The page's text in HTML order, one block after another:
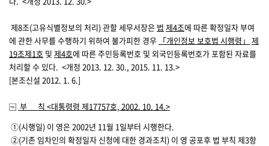
제8조(고유식별정보의 처리)관할 세무서장은 법 제4조에 따른 확정일자 부여
에 관한 사무를 수행하기 위하여 불가피한 경우 「개인정보 보호법 시행령」 제
19조제1호 및 제4호에 따른 주민등록번호 및 외국인등록번호가 포함된 자료를
처리할 수 있다. <개정 2013. 12. 30., 2015. 11. 13.>
[본조신설 2012. 1. 6.]
부 칙 <대통령령 제17757호, 2002. 10. 14.>
①(시행일) 이 영은 2002년 11월 1일부터 시행한다.
②(기존 임차인의 확정일자 신청에 대한 경과조치) 이 영 공포후 법 부칙 제3항